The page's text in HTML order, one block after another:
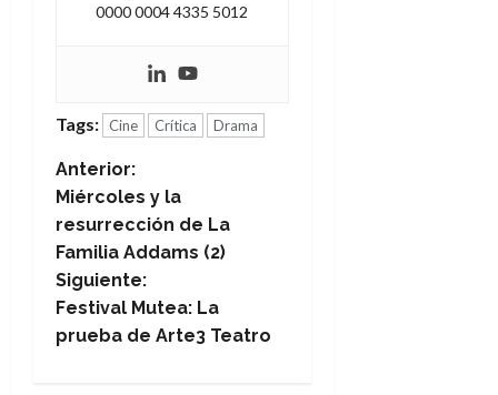
0000 0004 4335 5012
Tags: Cine Crítica Drama
N
a
v
e
Anterior:
Miércoles y la
resurrección de La
Familia Addams (2)
Siguiente:
Festival Mutea: La
prueba de Arte3 Teatro